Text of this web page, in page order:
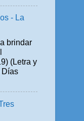
- La
brindar
(Letra y
Días